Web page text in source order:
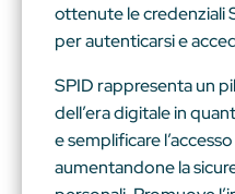
ottenute le credenziali
per autenticarsi e
SPID rappresenta un
dell’era digitale in
e semplificare
aumentandone la